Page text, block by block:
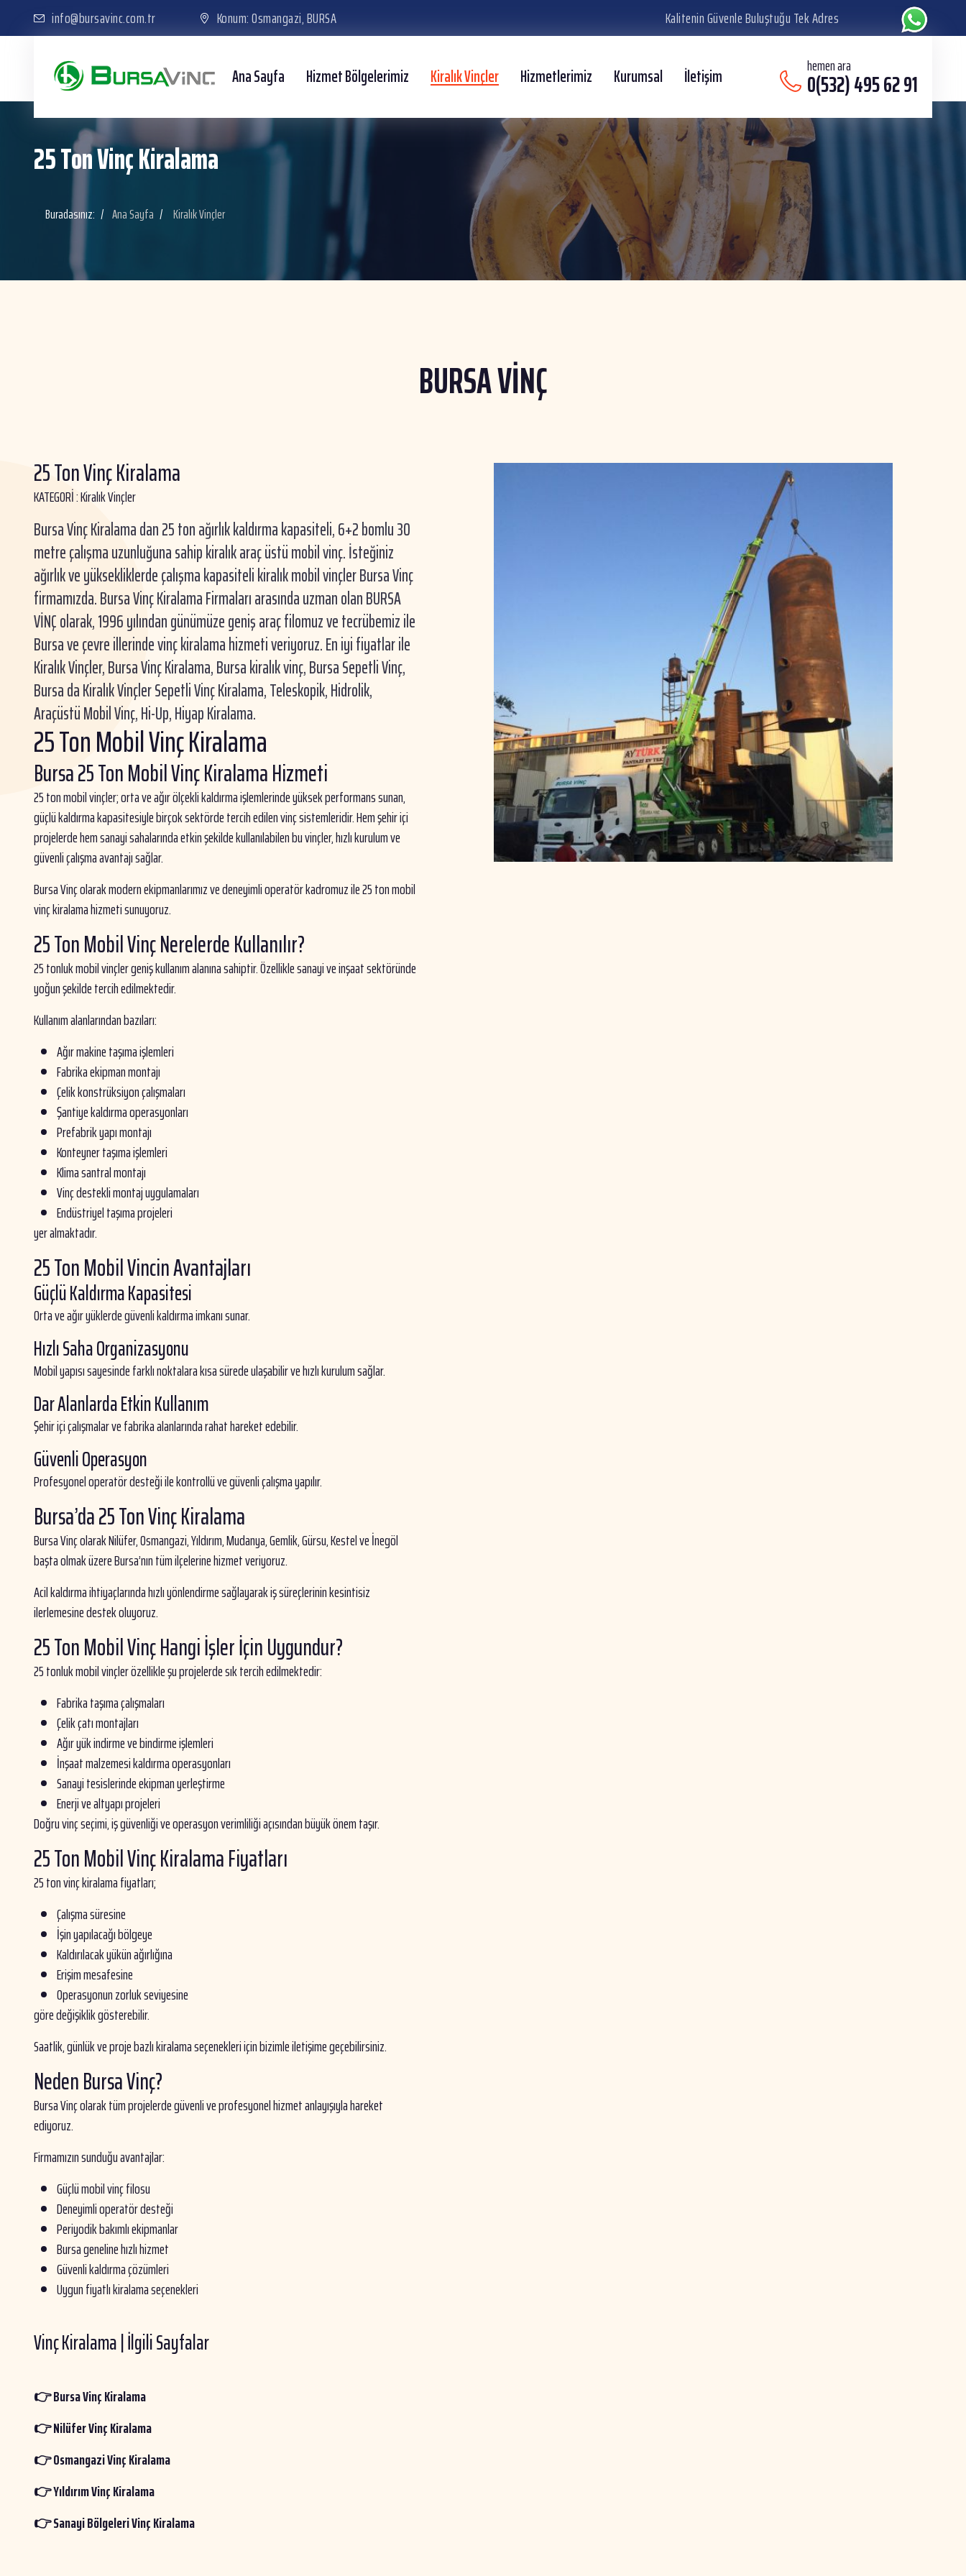
info@bursavinc.com.tr Konum: Osmangazi, BURSA Kalitenin Güvenle Buluştuğu Tek Adres
Ana Sayfa Hizmet Bölgelerimiz Kiralık Vinçler Hizmetlerimiz Kurumsal İletişim hemen ara
0(532) 495 62 91
25 Ton Vinç Kiralama
Buradasınız: Ana Sayfa Kiralık Vinçler
BURSA VİNÇ
25 Ton Vinç Kiralama
KATEGORİ :Kiralık Vinçler
Bursa Vinç Kiralama dan 25 ton ağırlık kaldırma kapasiteli, 6+2 bomlu 30
metre çalışma uzunluğuna sahip kiralık araç üstü mobil vinç. İsteğiniz
ağırlık ve yüksekliklerde çalışma kapasiteli kiralık mobil vinçler Bursa Vinç
firmamızda. Bursa Vinç Kiralama Firmaları arasında uzman olan BURSA
VİNÇ olarak, 1996 yılından günümüze geniş araç filomuz ve tecrübemiz ile
Bursa ve çevre illerinde vinç kiralama hizmeti veriyoruz. En iyi fiyatlar ile
Kiralık Vinçler, Bursa Vinç Kiralama, Bursa kiralık vinç, Bursa Sepetli Vinç,
Bursa da Kiralık Vinçler Sepetli Vinç Kiralama, Teleskopik, Hidrolik,
Araçüstü Mobil Vinç, Hi-Up, Hiyap Kiralama.
25 Ton Mobil Vinç Kiralama
Bursa 25 Ton Mobil Vinç Kiralama Hizmeti
25 ton mobil vinçler; orta ve ağır ölçekli kaldırma işlemlerinde yüksek performans sunan,
güçlü kaldırma kapasitesiyle birçok sektörde tercih edilen vinç sistemleridir. Hem şehir içi
projelerde hem sanayi sahalarında etkin şekilde kullanılabilen bu vinçler, hızlı kurulum ve
güvenli çalışma avantajı sağlar.
Bursa Vinç olarak modern ekipmanlarımız ve deneyimli operatör kadromuz ile 25 ton mobil
vinç kiralama hizmeti sunuyoruz.
25 Ton Mobil Vinç Nerelerde Kullanılır?
25 tonluk mobil vinçler geniş kullanım alanına sahiptir. Özellikle sanayi ve inşaat sektöründe
yoğun şekilde tercih edilmektedir.
Kullanım alanlarından bazıları:
Ağır makine taşıma işlemleri
Fabrika ekipman montajı
Çelik konstrüksiyon çalışmaları
Şantiye kaldırma operasyonları
Prefabrik yapı montajı
Konteyner taşıma işlemleri
Klima santral montajı
Vinç destekli montaj uygulamaları
Endüstriyel taşıma projeleri
yer almaktadır.
25 Ton Mobil Vincin Avantajları
Güçlü Kaldırma Kapasitesi
Orta ve ağır yüklerde güvenli kaldırma imkanı sunar.
Hızlı Saha Organizasyonu
Mobil yapısı sayesinde farklı noktalara kısa sürede ulaşabilir ve hızlı kurulum sağlar.
Dar Alanlarda Etkin Kullanım
Şehir içi çalışmalar ve fabrika alanlarında rahat hareket edebilir.
Güvenli Operasyon
Profesyonel operatör desteği ile kontrollü ve güvenli çalışma yapılır.
Bursa’da 25 Ton Vinç Kiralama
Bursa Vinç olarak Nilüfer, Osmangazi, Yıldırım, Mudanya, Gemlik, Gürsu, Kestel ve İnegöl
başta olmak üzere Bursa’nın tüm ilçelerine hizmet veriyoruz.
Acil kaldırma ihtiyaçlarında hızlı yönlendirme sağlayarak iş süreçlerinin kesintisiz
ilerlemesine destek oluyoruz.
25 Ton Mobil Vinç Hangi İşler İçin Uygundur?
25 tonluk mobil vinçler özellikle şu projelerde sık tercih edilmektedir:
Fabrika taşıma çalışmaları
Çelik çatı montajları
Ağır yük indirme ve bindirme işlemleri
İnşaat malzemesi kaldırma operasyonları
Sanayi tesislerinde ekipman yerleştirme
Enerji ve altyapı projeleri
Doğru vinç seçimi, iş güvenliği ve operasyon verimliliği açısından büyük önem taşır.
25 Ton Mobil Vinç Kiralama Fiyatları
25 ton vinç kiralama fiyatları;
Çalışma süresine
İşin yapılacağı bölgeye
Kaldırılacak yükün ağırlığına
Erişim mesafesine
Operasyonun zorluk seviyesine
göre değişiklik gösterebilir.
Saatlik, günlük ve proje bazlı kiralama seçenekleri için bizimle iletişime geçebilirsiniz.
Neden Bursa Vinç?
Bursa Vinç olarak tüm projelerde güvenli ve profesyonel hizmet anlayışıyla hareket
ediyoruz.
Firmamızın sunduğu avantajlar:
Güçlü mobil vinç filosu
Deneyimli operatör desteği
Periyodik bakımlı ekipmanlar
Bursa geneline hızlı hizmet
Güvenli kaldırma çözümleri
Uygun fiyatlı kiralama seçenekleri
Vinç Kiralama | İlgili Sayfalar
👉 Bursa Vinç Kiralama
👉 Nilüfer Vinç Kiralama
👉 Osmangazi Vinç Kiralama
👉 Yıldırım Vinç Kiralama
👉 Sanayi Bölgeleri Vinç Kiralama